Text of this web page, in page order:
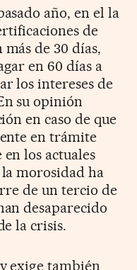
año, en el la
de
de 30 días,
en 60 días a
los intereses de
su opinión
en caso de que
en trámite
los actuales
morosidad ha
de un tercio de
desaparecido
la crisis.
exige también